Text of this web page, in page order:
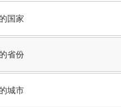
国家
省份
城市